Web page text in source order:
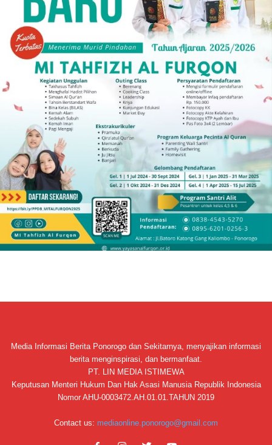
Media Informasi Berita Ponorogo dan Sekitarnya, menyajikan informasi
berita menginspirasi, dan bermanfaat.
PT. LIN MEDIA ISTIMEWA
Keputusan Menteri Hukum Dan Hak Asasi Manusia Republik Indonesia
Nomor AHU-0003472.AH.01.01.TAHUN 2019
Contact us: mediaonline.ponorogo@gmail.com